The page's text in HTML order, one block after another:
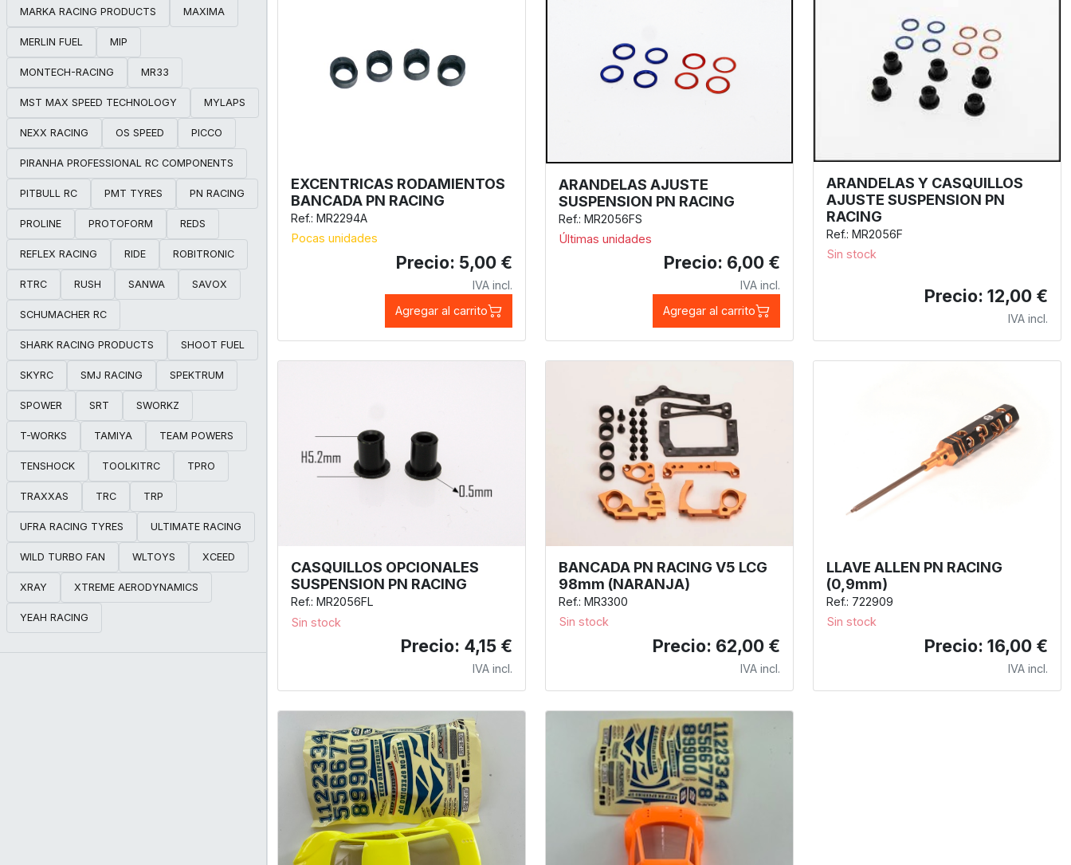
MARKA RACING PRODUCTS MAXIMA
MERLIN FUEL MIP
MONTECH-RACING MR33
MST MAX SPEED TECHNOLOGY MYLAPS
NEXX RACING OS SPEED PICCO
PIRANHA PROFESSIONAL RC COMPONENTS
PITBULL RC PMT TYRES PN RACING
PROLINE PROTOFORM REDS
REFLEX RACING RIDE ROBITRONIC
RTRC RUSH SANWA SAVOX
SCHUMACHER RC
SHARK RACING PRODUCTS SHOOT FUEL
SKYRC SMJ RACING SPEKTRUM
SPOWER SRT SWORKZ
T-WORKS TAMIYA TEAM POWERS
TENSHOCK TOOLKITRC TPRO
TRAXXAS TRC TRP
UFRA RACING TYRES ULTIMATE RACING
WILD TURBO FAN WLTOYS XCEED
XRAY XTREME AERODYNAMICS
YEAH RACING
EXCENTRICAS RODAMIENTOS
BANCADA PN RACING
Ref.: MR2294A
Pocas unidades
Precio: 5,00 €
IVA incl.
Agregar al carrito
ARANDELAS AJUSTE
SUSPENSION PN RACING
Ref.: MR2056FS
Últimas unidades
Precio: 6,00 €
IVA incl.
Agregar al carrito
ARANDELAS Y CASQUILLOS
AJUSTE SUSPENSION PN
RACING
Ref.: MR2056F
Sin stock
Precio: 12,00 €
IVA incl.
CASQUILLOS OPCIONALES
SUSPENSION PN RACING
Ref.: MR2056FL
Sin stock
Precio: 4,15 €
IVA incl.
BANCADA PN RACING V5 LCG
98mm (NARANJA)
Ref.: MR3300
Sin stock
Precio: 62,00 €
IVA incl.
LLAVE ALLEN PN RACING
(0,9mm)
Ref.: 722909
Sin stock
Precio: 16,00 €
IVA incl.